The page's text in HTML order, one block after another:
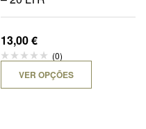
13,00€
(0)
VER OPÇÕES